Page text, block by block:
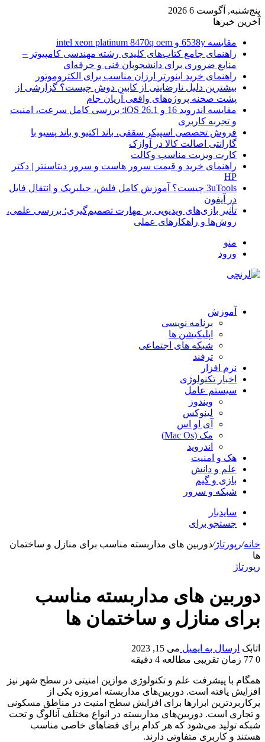
پنج‌شنبه, آگوست 6 2026
آخرین خبرها
مقایسه 6538y و intel xeon platinum 8470q oem
راهنمای جامع کتاب‌های کلیدی رشته مهندسی کامپیوتر –
منابع ضروری برای دانشجویان فنی و حرفه‌ای
راهنمای خرید اینورتر ارزان مناسب برای الکتروموتور
بیشترین دلیل نارضایتی از کابین دوش چیست؟ گزارشی از
پشت صحنه پروژه‌های واقعی آریان جام
مقایسه اندروید 16 و iOS 26.1: بررسی کامل سرعت، امنیت
و تجربه کاربری
فروش تخصصی اسپیکر سقفی، باند اکتیو و باند پسیو با
گارانتی اصالت کالا در آوازک
کارت ویزیت مناسب وکالت
راهنمای خرید و قیمت سرور هاست و سرور دیتاسنتر | دکتر
HP
3uTools چیست؟ آموزش کامل فلش، جیلبریک و انتقال فایل
در آیفون
تأثیر بازی‌های ویدیویی بر مهارت تصمیم‌گیری؛ بررسی علمی،
روش‌ها و راهکارهای عملی
منو
ورود
آموزش
برنامه نویسی
اپلیکیشن ها
شبکه های اجتماعی
ترفند
نرم افزار
اخبار تکنولوژی
سیستم عامل
ویندوز
لینوکس
آی او اس
مک (Mac Os)
اندروید
هک و امنیت
علم و دانش
بازی و گیم
شبکه و سرور
سایدبار
جستجو برای
خانه/رپورتاژ/دوربین های مداربسته مناسب برای منازل و ساختمان
ها
رپورتاژ
دوربین های مداربسته مناسب
برای منازل و ساختمان ها
اتابک ارسال به ایمیل می 15, 2023
0
زمان تقریبی مطالعه 4 دقیقه
همگام با پیشرفت علم و تکنولوژی موازین امنیتی در سطح شهر نیز
افزایش یافته است. دوربین‌های مداربسته امروزه یکی از
پرکاربردترین ابزارها برای افزایش سطح امنیت در مناطق مسکونی
و تجاری است. دوربین‌های مداربسته در انواع مختلف آنالوگ و تحت
شبکه تولید می‌شود که هر کدام برای فضاهای خاصی مناسب
هستند و کاربری متفاوتی دارند.